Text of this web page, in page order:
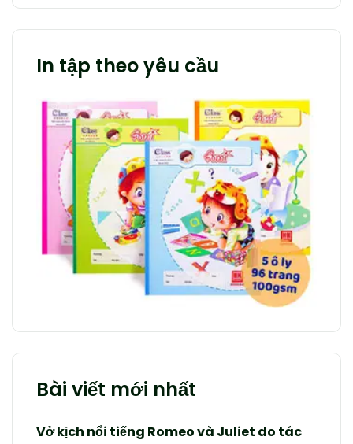
In tập theo yêu cầu
Bài viết mới nhất
Vở kịch nổi tiếng Romeo và Juliet do tác